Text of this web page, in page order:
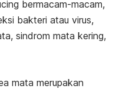
bermacam-macam,
bakteri atau virus,
sindrom mata kering,
mata merupakan